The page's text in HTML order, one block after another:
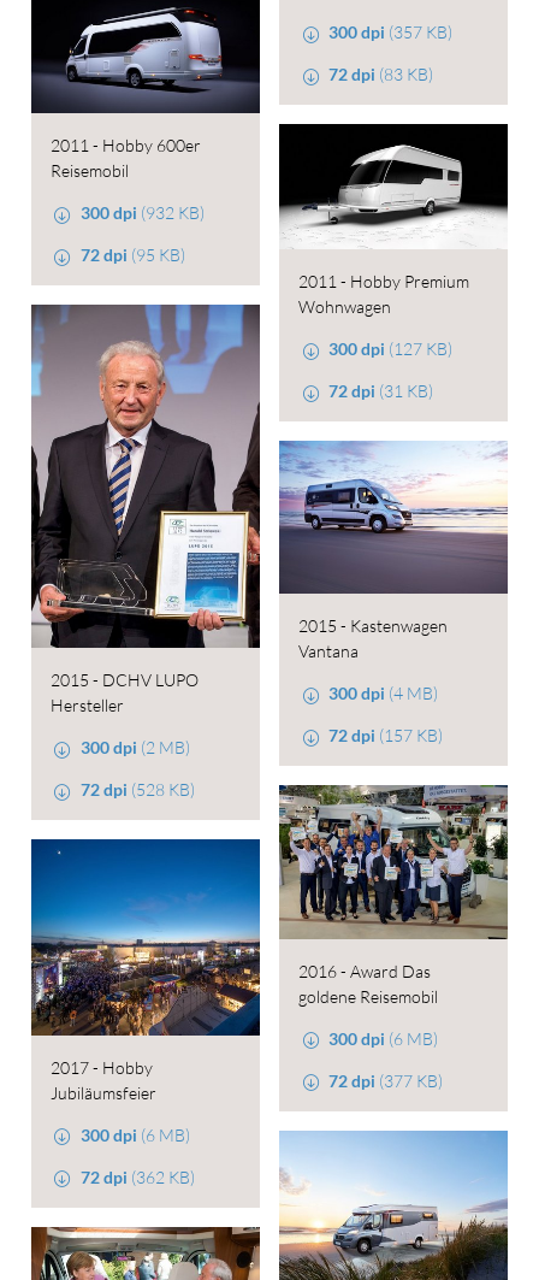
300 dpi (357 KB)
72 dpi (83 KB)
2011 - Hobby 600er
Reisemobil
300 dpi (932 KB)
72 dpi (95 KB)
2011 - Hobby Premium
Wohnwagen
300 dpi (127 KB)
72 dpi (31 KB)
2015 - DCHV LUPO
Hersteller
300 dpi (2 MB)
72 dpi (528 KB)
2015 - Kastenwagen
Vantana
300 dpi (4 MB)
72 dpi (157 KB)
2016 - Award Das
goldene Reisemobil
300 dpi (6 MB)
72 dpi (377 KB)
2017 - Hobby
Jubiläumsfeier
300 dpi (6 MB)
72 dpi (362 KB)